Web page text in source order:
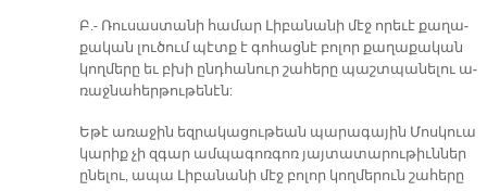
Բ.- Ռու­սաս­տա­նի հա­մար Լի­բա­նա­նի մէջ ո­րե­ւէ քա­ղա­
քա­կան լու­ծում պէտք է գո­հաց­նէ բո­լոր քա­ղա­քա­կան
կող­մե­րը եւ բխի ընդ­հա­նուր շա­հե­րը պաշտ­պա­նե­լու ա­
ռաջ­նա­հեր­թու­թե­նէն:
Ե­թէ ա­ռա­ջին եզ­րա­կա­ցու­թեան պա­րա­գա­յին Մոս­կուա
կա­րիք չի զ­­գար ամ­պա­գոռ­գոռ յայ­տա­տա­րու­թիւն­ներ
ը­նե­լու, ա­պա Լի­բա­նա­նի մէջ բո­լոր կող­մե­րուն շա­հե­րը